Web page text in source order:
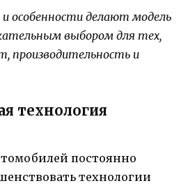
особенности делают модель
выбором для тех,
производительность и
технология
постоянно
технологии